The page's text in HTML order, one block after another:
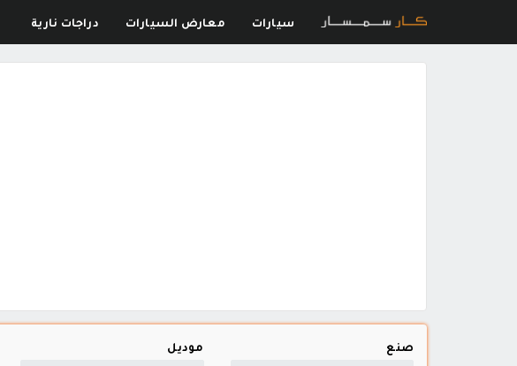
سيارات معارض السيارات دراجات نارية
صنع موديل